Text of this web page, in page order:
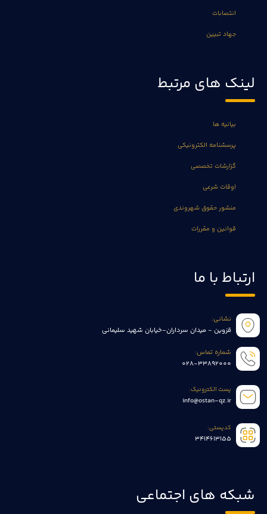
انتصابات
جهاد تبیین
لینک های مرتبط
بیانیه ها
پرسشنامه الکترونیکی
گزارشات تخصصی
اوقات شرعی
منشور حقوق شهروندی
قوانین و مقررات
ارتباط با ما
نشانی:
قزوین - میدان سرداران-خیابان شهید سلیمانی
شماره تماس:
028-33892000
پست الکترونیک:
info@ostan-qz.ir
کدپستی:
3414613155
شبکه های اجتماعی